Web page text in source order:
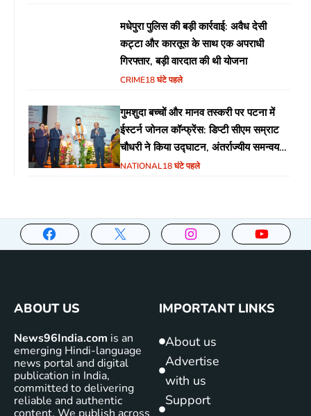
मधेपुरा पुलिस की बड़ी कार्रवाई: अवैध देसी
कट्टा और कारतूस के साथ एक अपराधी
गिरफ्तार, बड़ी वारदात की थी योजना
CRIME18 घंटे पहले
गुमशुदा बच्चों और मानव तस्करी पर पटना में
ईस्टर्न जोनल कॉन्फ्रेंस: डिप्टी सीएम सम्राट
चौधरी ने किया उद्घाटन, अंतर्राज्यीय समन्वय
पर जोर
NATIONAL18 घंटे पहले
ABOUT US
News96India.com is an
emerging Hindi-language
news portal and digital
publication in India,
committed to delivering
reliable and authentic
IMPORTANT LINKS
About us
Advertise
with us
Support